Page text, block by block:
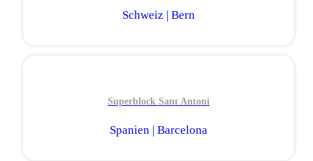
Schweiz | Bern
Superblock Sant Antoni
Spanien | Barcelona